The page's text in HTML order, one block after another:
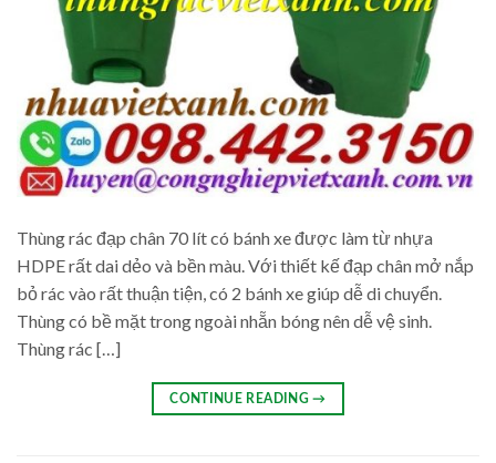
Thùng rác đạp chân 70 lít có bánh xe được làm từ nhựa
HDPE rất dai dẻo và bền màu. Với thiết kế đạp chân mở nắp
bỏ rác vào rất thuận tiện, có 2 bánh xe giúp dễ di chuyển.
Thùng có bề mặt trong ngoài nhẵn bóng nên dễ vệ sinh.
Thùng rác […]
CONTINUE READING→